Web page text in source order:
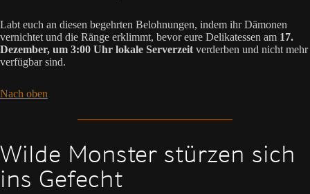
Labt euch an diesen begehrten Belohnungen, indem ihr Dämonen
vernichtet und die Ränge erklimmt, bevor eure Delikatessen am 17.
Dezember, um 3:00 Uhr lokale Serverzeit verderben und nicht mehr
verfügbar sind.
Nach oben
Wilde Monster stürzen sich
ins Gefecht